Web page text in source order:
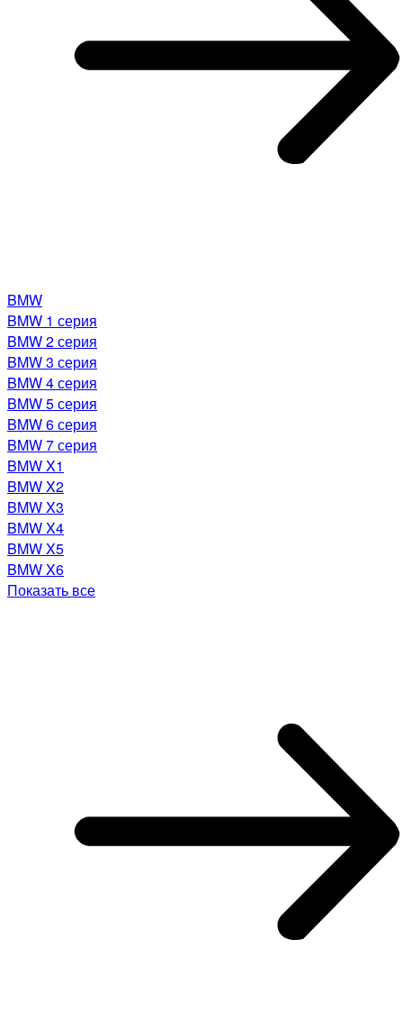
BMW
BMW 1 серия
BMW 2 серия
BMW 3 серия
BMW 4 серия
BMW 5 серия
BMW 6 серия
BMW 7 серия
BMW X1
BMW X2
BMW X3
BMW X4
BMW X5
BMW X6
Показать все